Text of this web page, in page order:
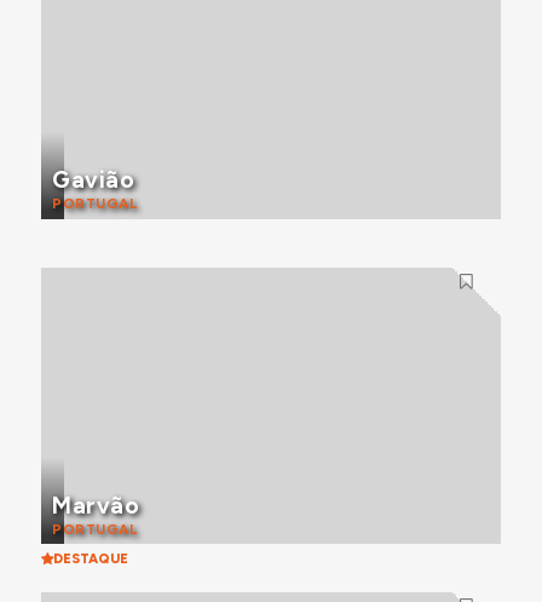
Gavião
PORTUGAL
Marvão
PORTUGAL
DESTAQUE